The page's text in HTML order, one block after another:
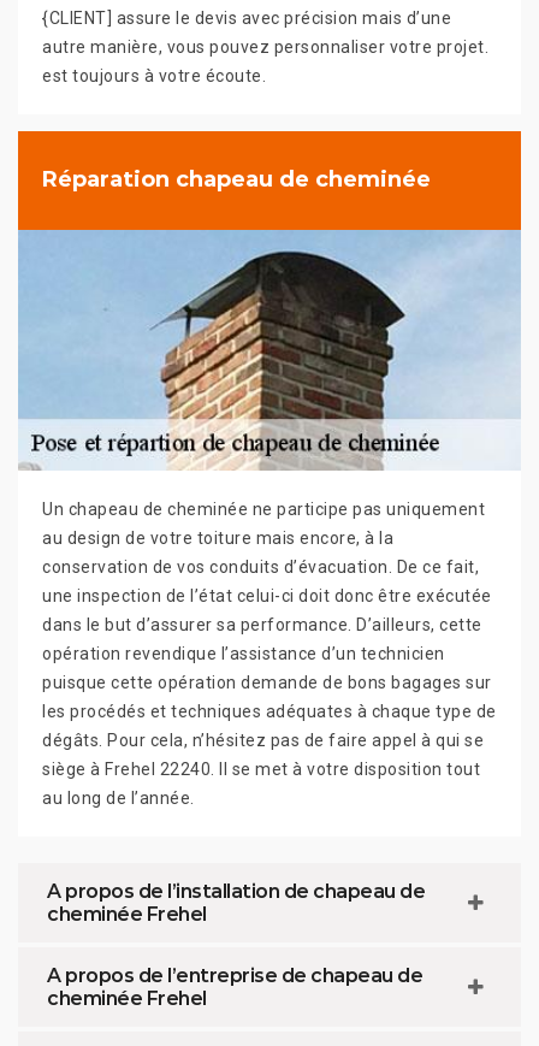
{CLIENT] assure le devis avec précision mais d’une
autre manière, vous pouvez personnaliser votre projet.
est toujours à votre écoute.
Réparation chapeau de cheminée
Un chapeau de cheminée ne participe pas uniquement
au design de votre toiture mais encore, à la
conservation de vos conduits d’évacuation. De ce fait,
une inspection de l’état celui-ci doit donc être exécutée
dans le but d’assurer sa performance. D’ailleurs, cette
opération revendique l’assistance d’un technicien
puisque cette opération demande de bons bagages sur
les procédés et techniques adéquates à chaque type de
dégâts. Pour cela, n’hésitez pas de faire appel à qui se
siège à Frehel 22240. Il se met à votre disposition tout
au long de l’année.
A propos de l’installation de chapeau de
cheminée Frehel
A propos de l’entreprise de chapeau de
cheminée Frehel